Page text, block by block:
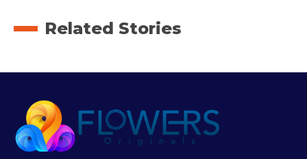
Related Stories